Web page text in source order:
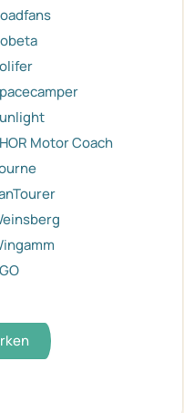
Motor Coach